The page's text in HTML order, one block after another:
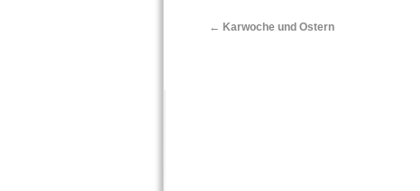
← Karwoche und Ostern